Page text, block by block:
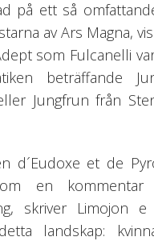
på ett så
av Ars Magna,
som Fulcanelli
beträffande
Jungfrun från
d´Eudoxe et de
en
skriver Limojon e
landskap: